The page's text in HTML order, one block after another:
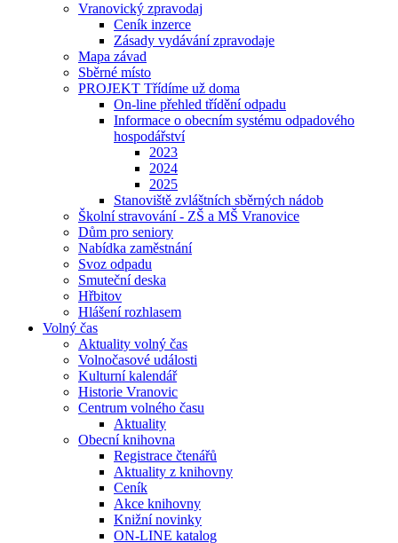
Vranovický zpravodaj
Ceník inzerce
Zásady vydávání zpravodaje
Mapa závad
Sběrné místo
PROJEKT Třídíme už doma
On-line přehled třídění odpadu
Informace o obecním systému odpadového
hospodářství
2023
2024
2025
Stanoviště zvláštních sběrných nádob
Školní stravování - ZŠ a MŠ Vranovice
Dům pro seniory
Nabídka zaměstnání
Svoz odpadu
Smuteční deska
Hřbitov
Hlášení rozhlasem
Volný čas
Aktuality volný čas
Volnočasové události
Kulturní kalendář
Historie Vranovic
Centrum volného času
Aktuality
Obecní knihovna
Registrace čtenářů
Aktuality z knihovny
Ceník
Akce knihovny
Knižní novinky
ON-LINE katalog